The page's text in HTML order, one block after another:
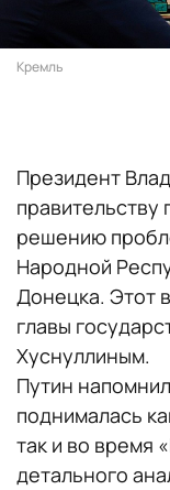
Кремль
Президент
решению
Народной
Донецка. Этот
главы
Хуснуллиным.
Путин
поднималась
так и во время
детального